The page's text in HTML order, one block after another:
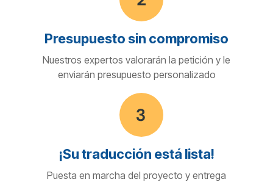
Presupuesto sin compromiso
Nuestros expertos valorarán la petición y le
enviarán presupuesto personalizado
¡Su traducción está lista!
Puesta en marcha del proyecto y entrega